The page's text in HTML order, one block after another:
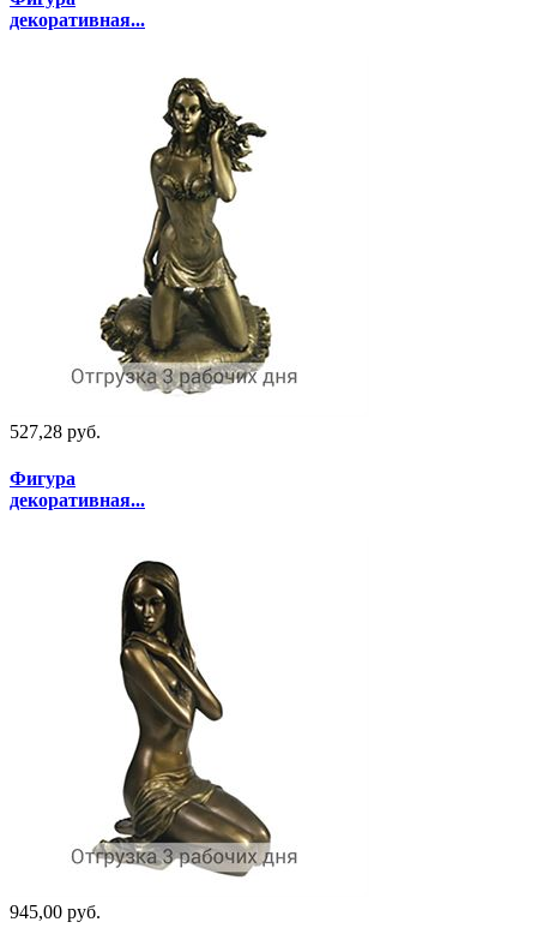
декоративная...
527,28 руб.
Фигура
декоративная...
945,00 руб.